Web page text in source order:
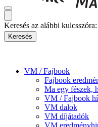
Keresés az alábbi kulcsszóra:
VM / Fajbook
Fajbook
Ma egy fészek,
VM / Fajbook
VM dalok
VM díjátadók
VM